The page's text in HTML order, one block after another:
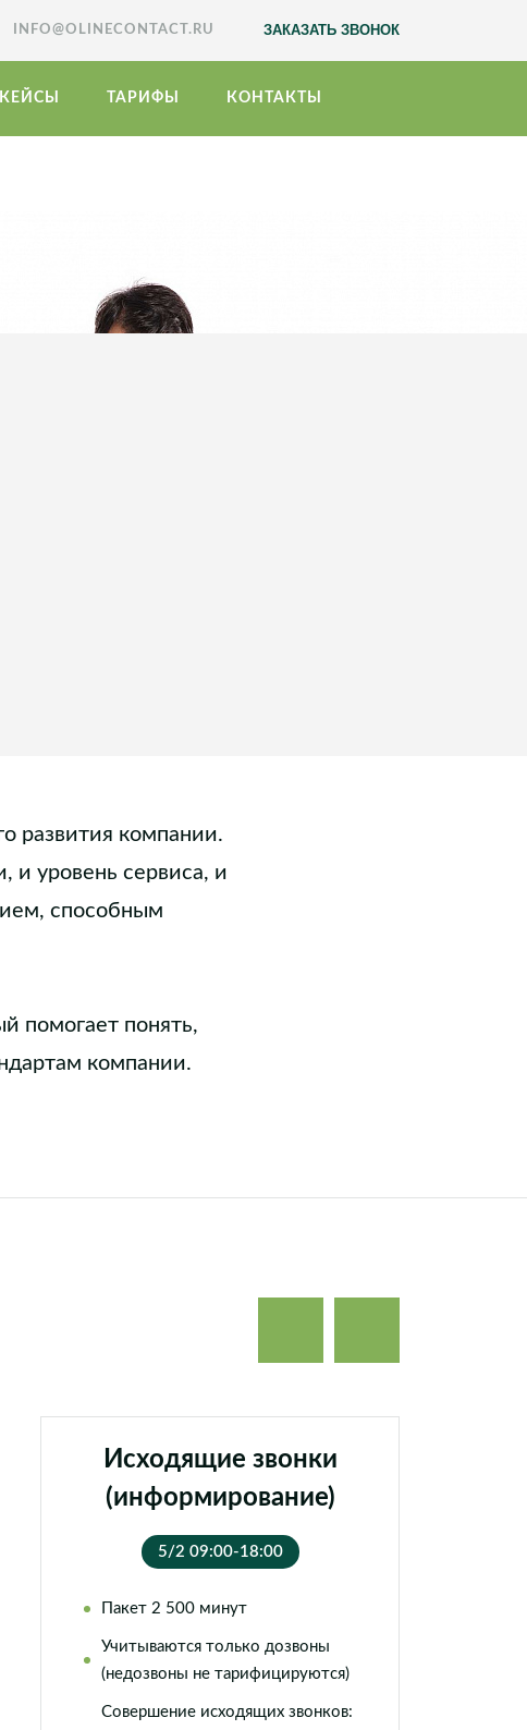
INFO@OLINECONTACT.RU ЗАКАЗАТЬ ЗВОНОК
КЕЙСЫ ТАРИФЫ КОНТАКТЫ
развития компании.
и уровень сервиса, и
способным
помогает понять,
компании.
Исходящие звонки
(информирование)
5/2 09:00-18:00
Пакет 2 500 минут
Учитываются только дозвоны
(недозвоны не тарифицируются)
Совершение исходящих звонков: